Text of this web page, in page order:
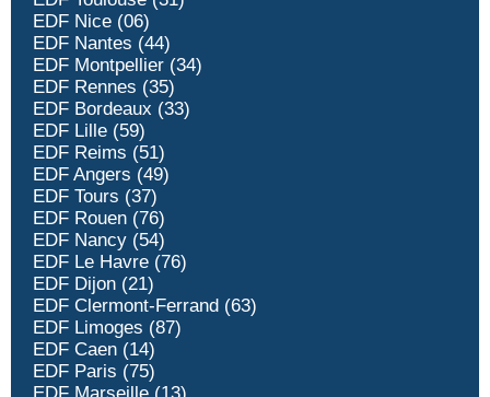
EDF Nice (06)
EDF Nantes (44)
EDF Montpellier (34)
EDF Rennes (35)
EDF Bordeaux (33)
EDF Lille (59)
EDF Reims (51)
EDF Angers (49)
EDF Tours (37)
EDF Rouen (76)
EDF Nancy (54)
EDF Le Havre (76)
EDF Dijon (21)
EDF Clermont-Ferrand (63)
EDF Limoges (87)
EDF Caen (14)
EDF Paris (75)